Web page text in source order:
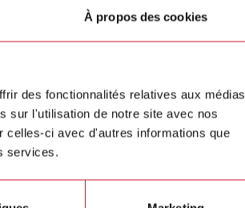
À propos des cookies
des fonctionnalités relatives aux médias
sur l'utilisation de notre site avec nos
celles-ci avec d'autres informations que
services.